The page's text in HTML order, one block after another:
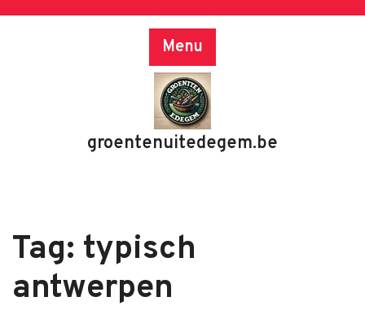
Menu
groentenuitedegem.be
Tag: typisch
antwerpen